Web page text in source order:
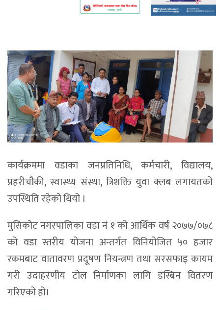
कार्यक्रममा वडाका जनप्रतिनिधि, कर्मचारी, विद्यालय,
प्रहरीचौकी, स्वास्थ्य संस्था, त्रिशक्ति युवा क्लब लगायतको
उपस्थिति रहेको थियो ।
मुसिकोट नगरपालिका वडा नं १ को आर्थिक वर्ष २०७७/०७८
को वडा स्तरीय योजना अन्तर्गत विनियोजित ५० हजार
रकमबाट वातावरण प्रदूषण नियन्त्रण तथा सरसफाइ कायम
गरी उदाहरणीय टोल निर्माणका लागि डस्बिन वितरण
गरिएको हो।